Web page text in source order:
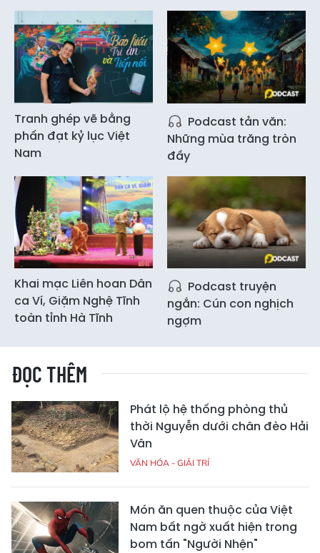
Tranh ghép vẽ bằng
phấn đạt kỷ lục Việt
Nam
Podcast tản văn:
Những mùa trăng tròn
đầy
Khai mạc Liên hoan Dân
ca Ví, Giặm Nghệ Tĩnh
toàn tỉnh Hà Tĩnh
Podcast truyện
ngắn: Cún con nghịch
ngợm
ĐỌC THÊM
Phát lộ hệ thống phòng thủ
thời Nguyễn dưới chân đèo Hải
Vân
VĂN HÓA - GIẢI TRÍ
Món ăn quen thuộc của Việt
Nam bất ngờ xuất hiện trong
bom tấn "Người Nhện"